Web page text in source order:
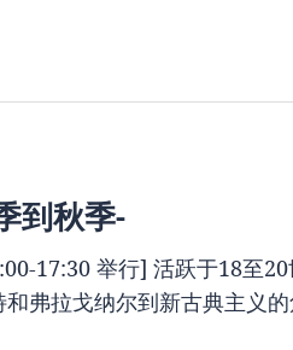
到秋季-
17:30 举行] 活跃于18至
弗拉戈纳尔到新古典主义